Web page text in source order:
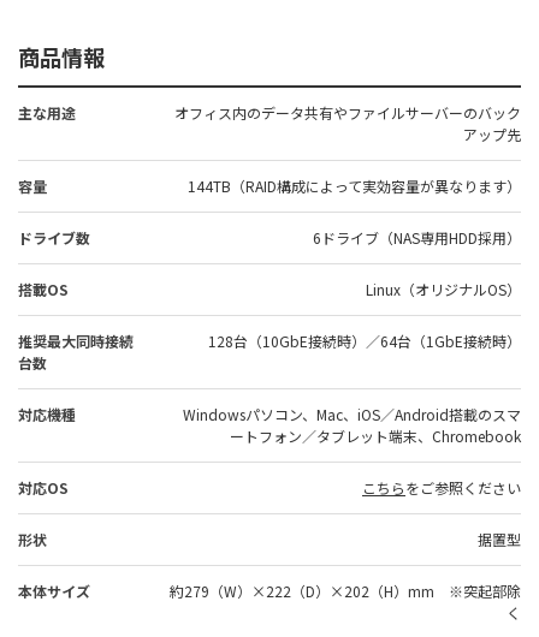
商品情報
主な用途
オフィス内のデータ共有やファイルサーバーのバック
アップ先
容量 144TB（RAID構成によって実効容量が異なります）
ドライブ数 6ドライブ（NAS専用HDD採用）
搭載OS Linux（オリジナルOS）
推奨最大同時接続
台数
128台（10GbE接続時）／64台（1GbE接続時）
対応機種
Windowsパソコン、Mac、iOS／Android搭載のスマ
ートフォン／タブレット端末、Chromebook
対応OS こちらをご参照ください
形状 据置型
本体サイズ
約279（W）×222（D）×202（H）mm ※突起部除
く